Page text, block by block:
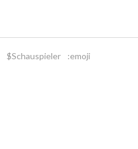
$Schauspieler :emoji